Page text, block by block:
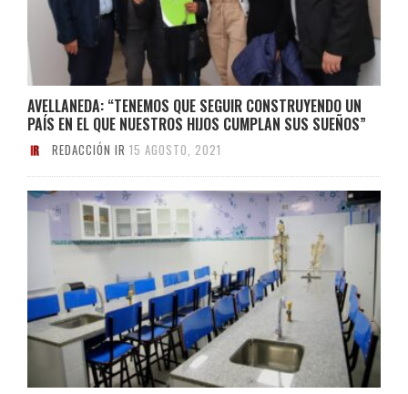
AVELLANEDA: “TENEMOS QUE SEGUIR CONSTRUYENDO UN
PAÍS EN EL QUE NUESTROS HIJOS CUMPLAN SUS SUEÑOS”
REDACCIÓN IR 15 AGOSTO, 2021